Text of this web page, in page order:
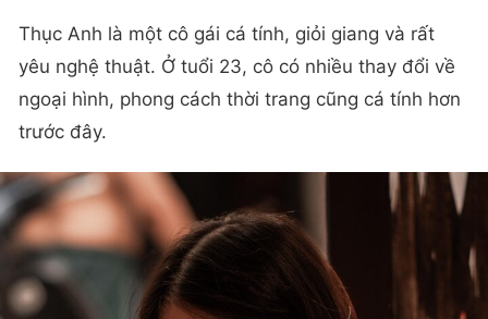
Thục Anh là một cô gái cá tính, giỏi giang và rất
yêu nghệ thuật. Ở tuổi 23, cô có nhiều thay đổi về
ngoại hình, phong cách thời trang cũng cá tính hơn
trước đây.